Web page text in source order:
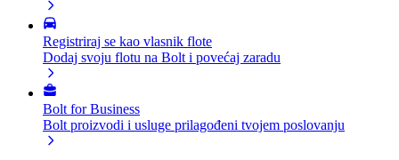
Registriraj se kao vlasnik flote
Dodaj svoju flotu na Bolt i povećaj zaradu
Bolt for Business
Bolt proizvodi i usluge prilagođeni tvojem poslovanju